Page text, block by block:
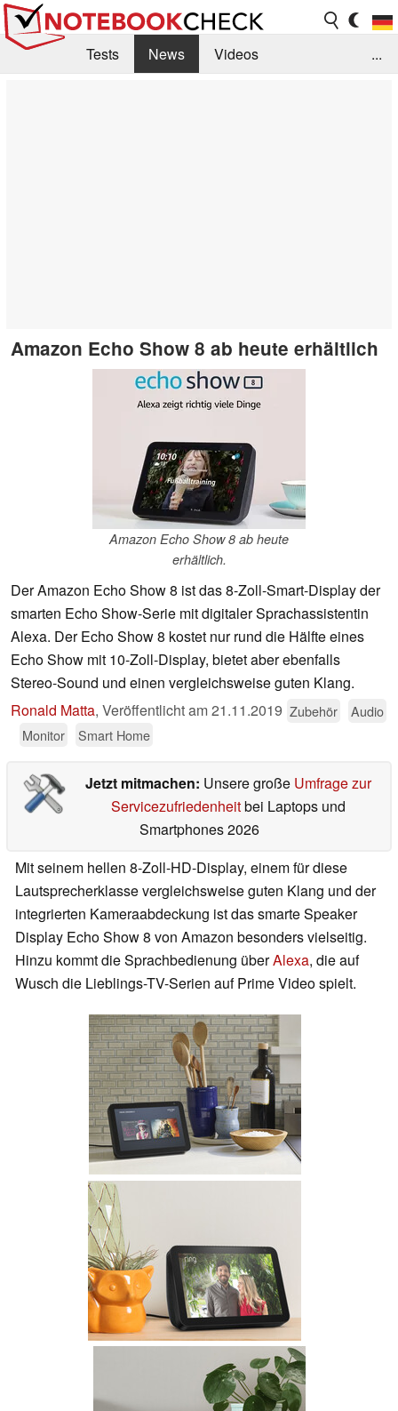
Tests News
Videos
...
Amazon Echo Show 8 ab heute erhältlich
Amazon Echo Show 8 ab heute
erhältlich.
Der Amazon Echo Show 8 ist das 8-Zoll-Smart-Display der
smarten Echo Show-Serie mit digitaler Sprachassistentin
Alexa. Der Echo Show 8 kostet nur rund die Hälfte eines
Echo Show mit 10-Zoll-Display, bietet aber ebenfalls
Stereo-Sound und einen vergleichsweise guten Klang.
Ronald Matta, Veröffentlicht am21.11.2019 Zubehör
Audio
Monitor
Smart Home
Jetzt mitmachen: Unsere große Umfrage zur
Servicezufriedenheitbei Laptops und
Smartphones 2026
Mit seinem hellen 8-Zoll-HD-Display, einem für diese
Lautsprecherklasse vergleichsweise guten Klang und der
integrierten Kameraabdeckung ist das smarte Speaker
Display Echo Show 8 von Amazon besonders vielseitig.
Hinzu kommt die Sprachbedienung überAlexa, die auf
Wusch die Lieblings-TV-Serien auf Prime Video spielt.